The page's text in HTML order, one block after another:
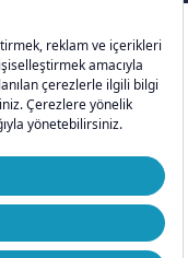
markası ve
Anonim
Şirketi’nin
ISO 20000-1:2018